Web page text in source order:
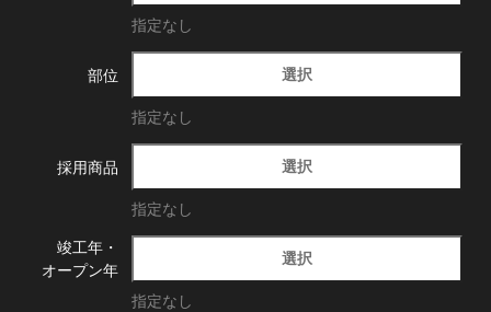
指定なし
部位 選択
指定なし
採用商品 選択
指定なし
竣工年・
オープン年
選択
指定なし